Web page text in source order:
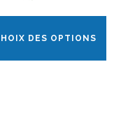
DES OPTIONS